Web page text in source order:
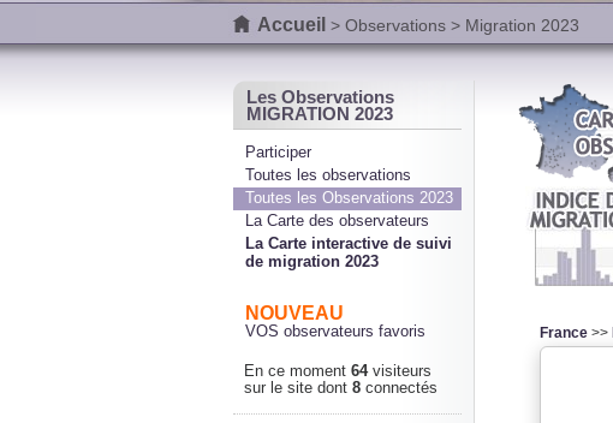
Accueil > Observations> Migration 2023
Les Observations
MIGRATION 2023
Participer
Toutes les observations
Toutes les Observations 2023
La Carte des observateurs
La Carte interactive de suivi
de migration 2023
NOUVEAU
VOS observateurs favoris
En ce moment 64visiteurs
sur le site dont 8connectés
France >>